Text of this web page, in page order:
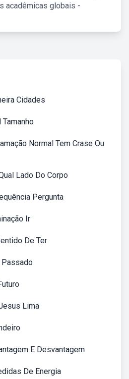
acadêmicas globais -
Cidades
Tamanho
Normal Tem Crase Ou
Lado Do Corpo
Pergunta
Ir
De Ter
Passado
Lima
E Desvantagem
De Energia